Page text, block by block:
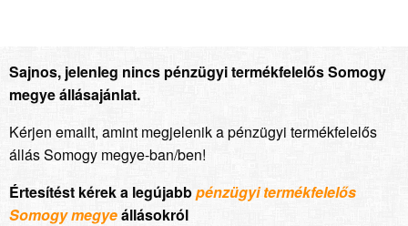
Sajnos, jelenleg nincs pénzügyi termékfelelős Somogy
megye állásajánlat.
Kérjen emailt, amint megjelenik a pénzügyi termékfelelős
állás Somogy megye-ban/ben!
Értesítést kérek a legújabbpénzügyi termékfelelős
Somogy megyeállásokról